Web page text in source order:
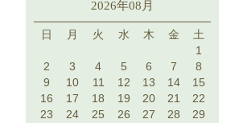
2026年08月
日 月 火 水 木 金
土
1
2
3 4 5 6 7
8
9
10 11 12 13 14
15
16
17 18 19 20 21
22
23
24 25 26 27 28
29